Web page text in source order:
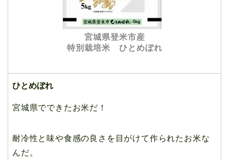
宮城県登米市産
特別栽培米 ひとめぼれ
ひとめぼれ
宮城県でできたお米だ！
耐冷性と味や食感の良さを目がけて作られたお米な
んだ。